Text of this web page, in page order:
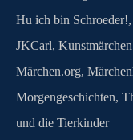
Hu ich bin Schroeder!,
JKCarl, Kunstmärchen
Märchen.org,
Morgengeschichten,
und die Tierkinder